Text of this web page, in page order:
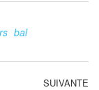
bal
SUIVANTE